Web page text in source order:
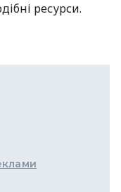
ресурси.